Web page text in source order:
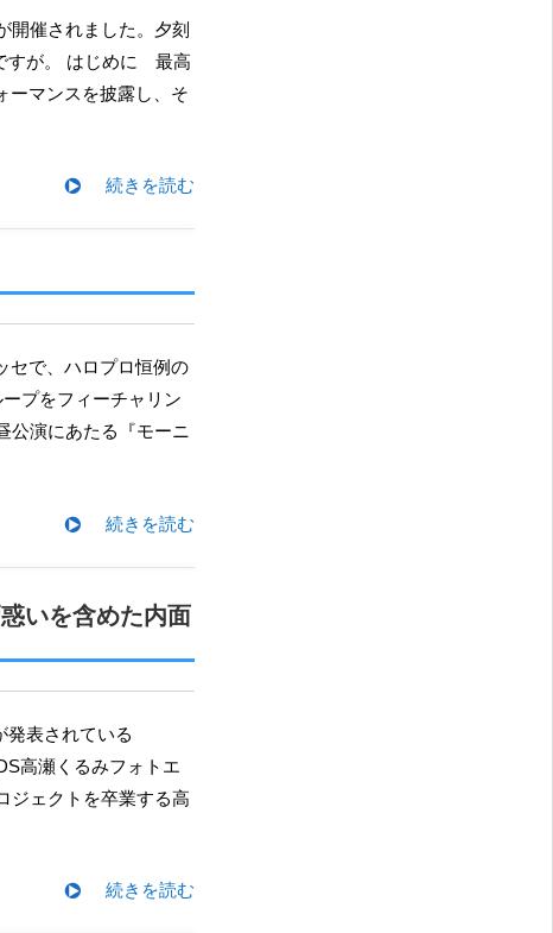
すが。 はじめに 最高
ーマンスを披露し、そ
続きを読む
プをフィーチャリン
公演にあたる『モーニ
続きを読む
いを含めた内面
高瀬くるみフォトエ
ジェクトを卒業する高
続きを読む